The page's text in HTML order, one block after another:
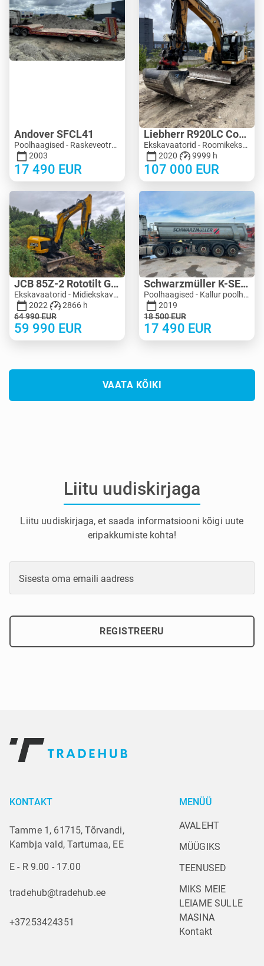
Andover SFCL41
Poolhaagised - Raskeveotreilerid | M683-2225
2003
17 490 EUR
Liebherr R920LC Compact
Ekskavaatorid - Roomikekskavaator | M704-8713 | KV704-8713
2020
9999 h
107 000 EUR
JCB 85Z-2 Rototilt Guilliotine
Ekskavaatorid - Midiekskavaator 3-10 t | M455-4150 | MK455-4150
2022
2866 h
64 990EUR
59 990 EUR
Schwarzmüller K-SERIE 24M3 Extra Strong
Poolhaagised - Kallur poolhaagised | M990-5125 | KV990-5125
2019
18 500EUR
17 490 EUR
VAATA KÕIKI
Liitu uudiskirjaga
Liitu uudiskirjaga, et saada informatsiooni kõigi uute
eripakkumiste kohta!
Sisesta oma emaili aadress
REGISTREERU
KONTAKT
Tamme 1, 61715, Tõrvandi,
Kambja vald, Tartumaa, EE
E - R 9.00 - 17.00
tradehub@tradehub.ee
+37253424351
MENÜÜ
AVALEHT
MÜÜGIKS
TEENUSED
MIKS MEIE
LEIAME SULLE
MASINA
Kontakt